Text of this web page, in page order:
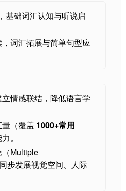
基础词汇认知与听说启
，词汇拓展与简单句型应
情感联结，降低语言学
（覆盖 1000+常用
。
（Multiple
步发展视觉空间、人际